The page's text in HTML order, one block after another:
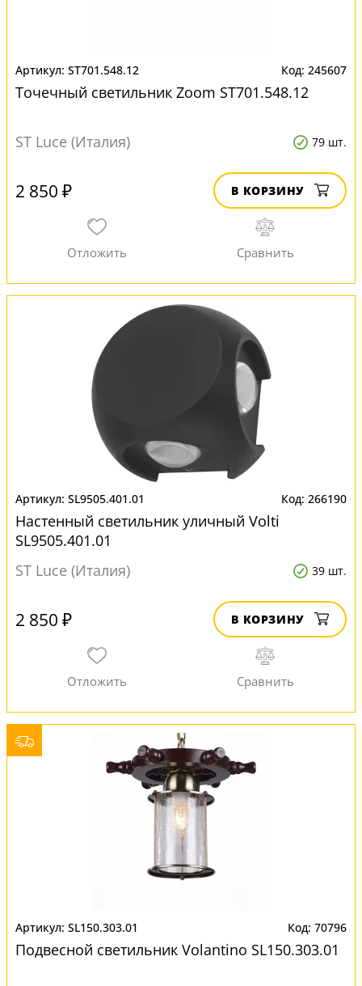
ST701.548.12 245607
Точечный светильник Zoom ST701.548.12
ST Luce (Италия) 79 шт.
2 850 ₽ В КОРЗИНУ
SL9505.401.01 266190
Настенный светильник уличный Volti
SL9505.401.01
ST Luce (Италия)
39 шт.
2 850 ₽ В КОРЗИНУ
SL150.303.01 70796
Подвесной светильник Volantino SL150.303.01